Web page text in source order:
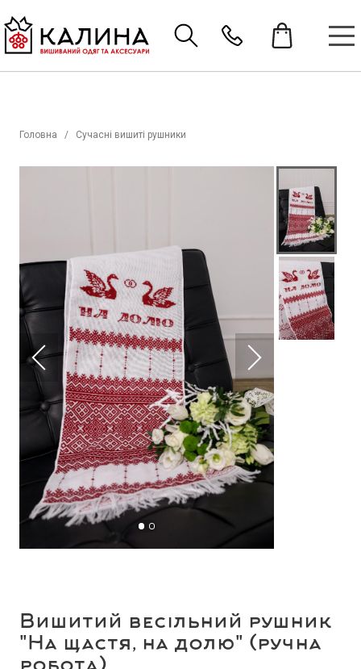
Головна Сучасні вишиті рушники
Вишитий весільний рушник
"На щастя, на долю" (ручна